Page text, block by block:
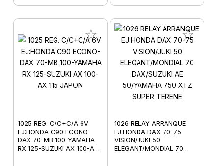
1025 REG. C/C+C/A 6V
EJ:HONDA C90 ECONO-
DAX 70-MB 100-YAMAHA
RX 125-SUZUKI AX 100-AX
1026 RELAY ARRANQUE
EJ:HONDA DAX 70-75
VISION/JUKI 50
ELEGANT/MONDIAL 70